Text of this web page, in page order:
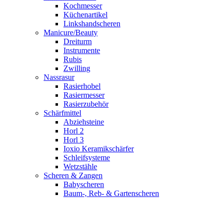
Kochmesser
Küchenartikel
Linkshandscheren
Manicure/Beauty
Dreiturm
Instrumente
Rubis
Zwilling
Nassrasur
Rasierhobel
Rasiermesser
Rasierzubehör
Schärfmittel
Abziehsteine
Horl 2
Horl 3
Ioxio Keramikschärfer
Schleifsysteme
Wetzstähle
Scheren & Zangen
Babyscheren
Baum-, Reb- & Gartenscheren